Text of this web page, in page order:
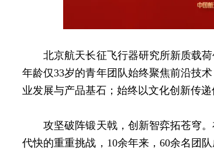
北京航天长征飞行器研究所新质载荷
年龄仅33岁的青年团队始终聚焦前沿技
业发展与产品基石；始终以文化创新传
攻坚破阵锻天戟，创新智弈拓苍穹。
代快的重重挑战，10余年来，60余名团